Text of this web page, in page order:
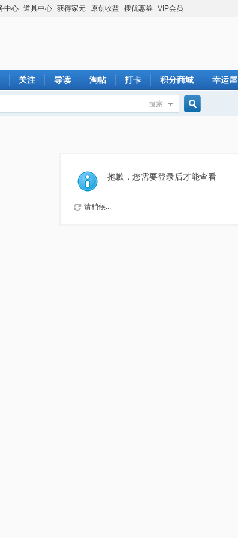
中心 道具中心 获得家元 原创收益 搜优惠券 VIP会员
关注 导读 淘帖 打卡 积分商城 幸运屋
搜索
索
抱歉，您需要登录后才能查看
请稍候...